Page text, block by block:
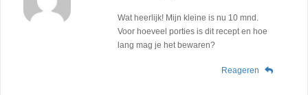
Wat heerlijk! Mijn kleine is nu 10 mnd.
Voor hoeveel porties is dit recept en hoe
lang mag je het bewaren?
Reageren